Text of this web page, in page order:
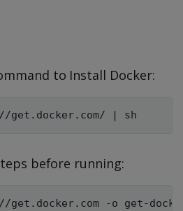
to Install Docker:
before running:
-o get-